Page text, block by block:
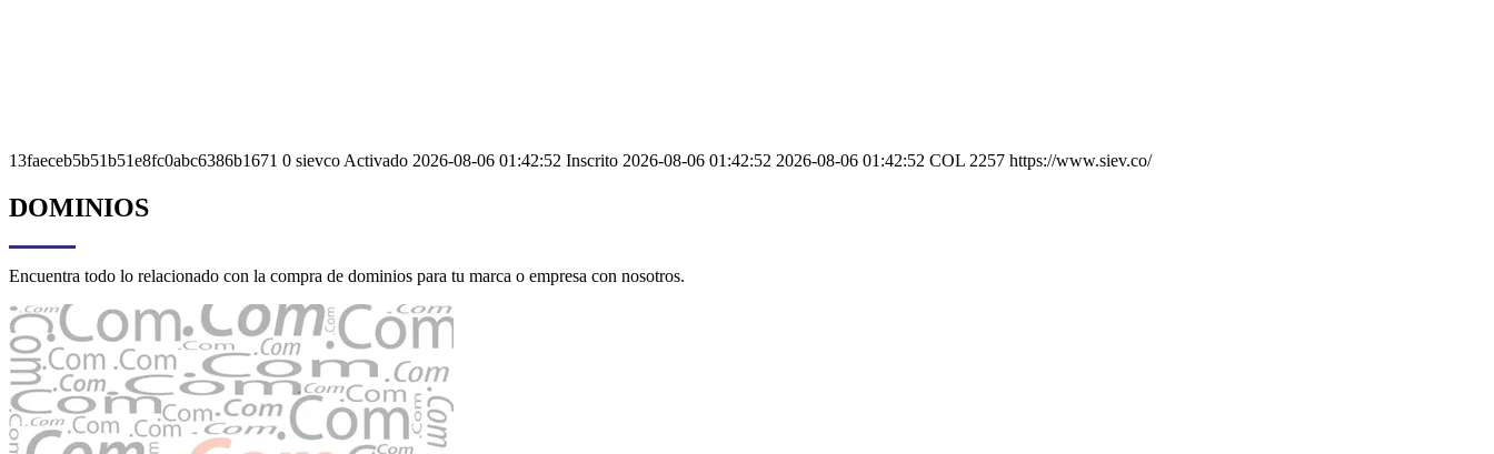
13faeceb5b51b51e8fc0abc6386b1671 0 sievco Activado 2026-08-06 01:42:52 Inscrito 2026-08-06 01:42:52 2026-08-06 01:42:52 COL 2257 https://www.siev.co/
DOMINIOS
Encuentra todo lo relacionado con la compra de dominios para tu marca o empresa con nosotros.